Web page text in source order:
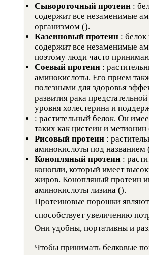
Сывороточный протеин :
содержит все незаменимые
организмом ().
Казеиновый протеин :
содержит все незаменимые
поэтому люди часто
Соевый протеин :
аминокислоты. Его прием
полезными для здоровья
развития рака
уровня холестерина и
: растительный белок. Он
таких как цистеин и метионин
Рисовый протеин :
аминокислоты под названием
Конопляный протеин :
конопли, который имеет
жиров. Конопляный протеин
аминокислоты лизина ().
Протеиновые порошки
способствует увеличению
Они удобны, портативны и
Чтобы принимать белковые